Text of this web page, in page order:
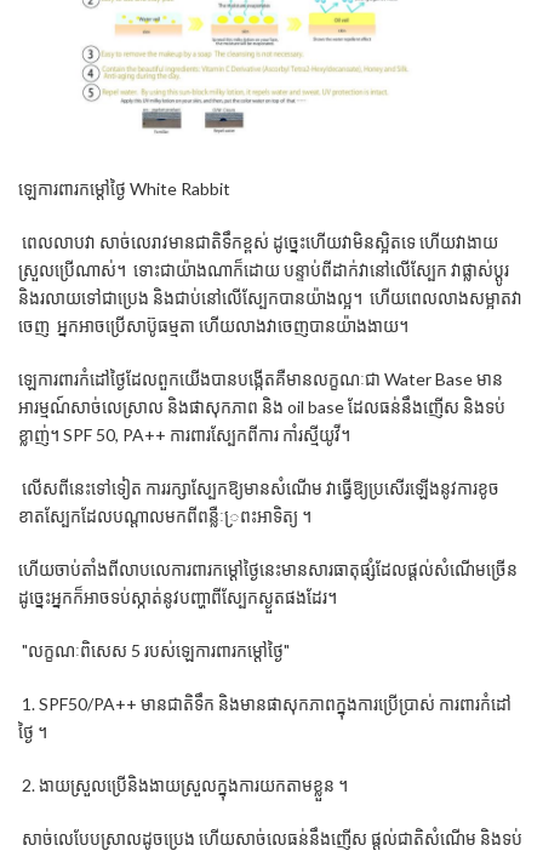
ឡេការពារកម្តៅថ្ងៃ White Rabbit
ពេល​លាបវា សាច់លេ​​រាវ​​មាន​ជាតិ​ទឹកខ្ពស់ ដូច្នេះ​ហើយ​វា​មិន​ស្អិត​ទេ ហើយ​វា​ងាយ​
ស្រួល​ប្រើ​ណាស់។ ទោះជាយ៉ាងណាក៏ដោយ បន្ទាប់ពីដាក់វានៅលើស្បែក វាផ្លាស់ប្តូរ
និងរលាយទៅជាប្រេង និងជាប់នៅលើស្បែកបានយ៉ាងល្អ។ ហើយ​ពេល​លាងសម្អាតវា
ចេញ អ្នក​អាច​ប្រើ​សាប៊ូ​ធម្មតា ហើយលាងវាចេញបានយ៉ាងងាយ។
ឡេការពារកំដៅថ្ងៃដែលពួកយើងបានបង្កើតគឺមានលក្ខណៈជា Water Base មាន
អារម្មណ៍សាច់លេស្រាល និងផាសុកភាព និង oil base ដែលធន់នឹងញើស និងទប់
ខ្លាញ់។ SPF 50, PA++ ការពារស្បែកពីការ កាំរស្មីយូវី។
លើស​ពី​នេះ​ទៅ​ទៀត ការ​រក្សា​ស្បែក​ឱ្យ​មាន​សំណើម វា​ធ្វើ​ឱ្យ​ប្រសើរ​ឡើង​នូវ​ការ​ខូច​
ខាត​ស្បែក​ដែល​បណ្តាល​មក​ពី​ពន្លឺៈ្រពះអាទិត្យ ។
ហើយចាប់តាំងពីលាបលេការពារកម្តៅថ្ងៃនេះមានសារធាតុផ្សំដែលផ្តល់សំណើមច្រើន
ដូច្នេះអ្នកក៏អាចទប់ស្កាត់នូវបញ្ហាពីស្បែកស្ងួតផងដែរ។
"លក្ខណៈពិសេស 5 របស់ឡេការពារកម្តៅថ្ងៃ"
1. SPF50/PA++ មានជាតិទឹក និងមានផាសុកភាពក្នុងការប្រើប្រាស់ ការពារកំដៅ
ថ្ងៃ ។
2. ងាយស្រួលប្រើនិងងាយស្រួលក្នុងការយកតាមខ្លួន ។
សាច់លេបែបស្រាលដូចប្រេង ហើយសាច់លេធន់នឹងញើស ផ្តល់ជាតិសំណើម និងទប់